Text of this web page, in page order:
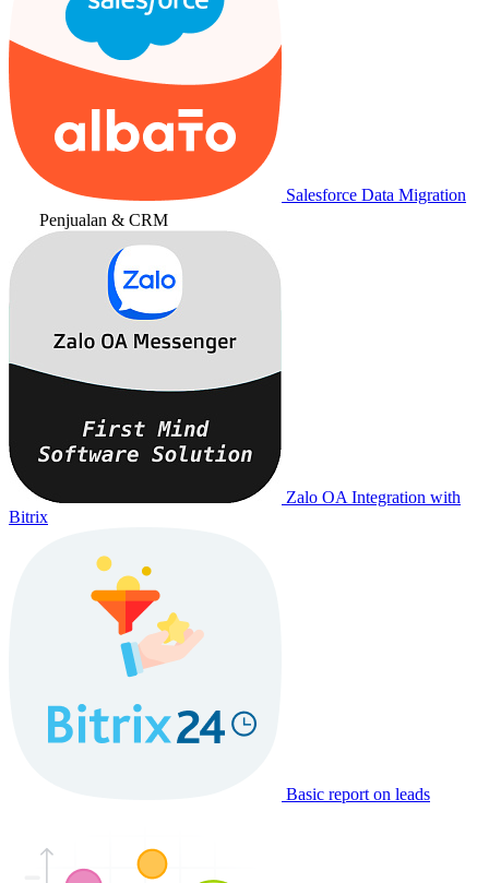
Salesforce Data Migration
Penjualan & CRM
Zalo OA Integration with
Bitrix
Basic report on leads